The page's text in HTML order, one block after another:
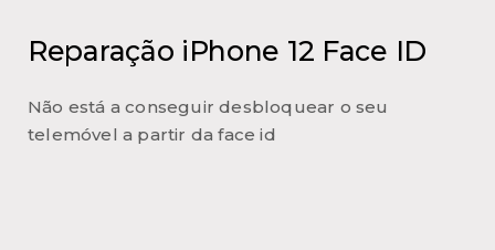
Reparação iPhone 12 Face ID
Não está a conseguir desbloquear o seu
telemóvel a partir da face id